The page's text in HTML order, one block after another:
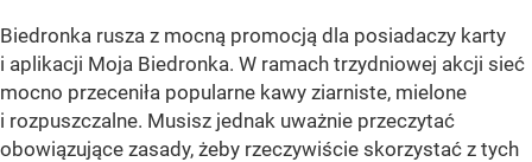
Biedronka rusza z mocną promocją dla posiadaczy karty
i aplikacji Moja Biedronka. W ramach trzydniowej akcji sieć
mocno przeceniła popularne kawy ziarniste, mielone
i rozpuszczalne. Musisz jednak uważnie przeczytać
obowiązujące zasady, żeby rzeczywiście skorzystać z tych